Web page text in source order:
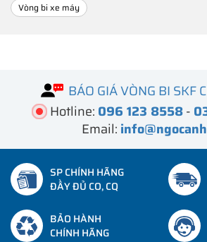
Vòng bi xe máy
BÁO GIÁ VÒNG BI SKF
Hotline: 096 123 8558-
Email:
SP CHÍNH HÃNG
ĐẦY ĐỦ CO, CQ
BẢO HÀNH
CHÍNH HÃNG